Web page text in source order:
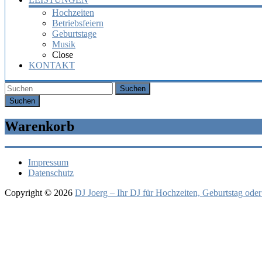
Hochzeiten
Betriebsfeiern
Geburtstage
Musik
Close
KONTAKT
Suchen
Warenkorb
Impressum
Datenschutz
Copyright © 2026 DJ Joerg – Ihr DJ für Hochzeiten, Geburtstag